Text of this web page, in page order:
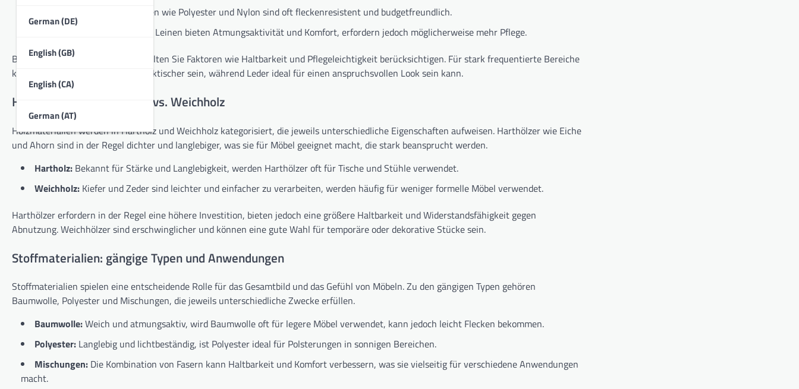
German (DE)
English (GB)
English (CA)
German (AT)
Optionen wie Polyester und Nylon sind oft fleckenresistent und budgetfreundlich.
Baumwolle und Leinen bieten Atmungsaktivität und Komfort, erfordern jedoch möglicherweise mehr Pflege.
Bei der Auswahl der Polsterung sollten Sie Faktoren wie Haltbarkeit und Pflegeleichtigkeit berücksichtigen. Für stark frequentierte Bereiche
können synthetische Optionen praktischer sein, während Leder ideal für einen anspruchsvollen Look sein kann.
Holzmaterialien: Hartholz vs. Weichholz
Holzmaterialien werden in Hartholz und Weichholz kategorisiert, die jeweils unterschiedliche Eigenschaften aufweisen. Harthölzer wie Eiche
und Ahorn sind in der Regel dichter und langlebiger, was sie für Möbel geeignet macht, die stark beansprucht werden.
Hartholz: Bekannt für Stärke und Langlebigkeit, werden Harthölzer oft für Tische und Stühle verwendet.
Weichholz: Kiefer und Zeder sind leichter und einfacher zu verarbeiten, werden häufig für weniger formelle Möbel verwendet.
Harthölzer erfordern in der Regel eine höhere Investition, bieten jedoch eine größere Haltbarkeit und Widerstandsfähigkeit gegen
Abnutzung. Weichhölzer sind erschwinglicher und können eine gute Wahl für temporäre oder dekorative Stücke sein.
Stoffmaterialien: gängige Typen und Anwendungen
Stoffmaterialien spielen eine entscheidende Rolle für das Gesamtbild und das Gefühl von Möbeln. Zu den gängigen Typen gehören
Baumwolle, Polyester und Mischungen, die jeweils unterschiedliche Zwecke erfüllen.
Baumwolle:Weich und atmungsaktiv, wird Baumwolle oft für legere Möbel verwendet, kann jedoch leicht Flecken bekommen.
Polyester: Langlebig und lichtbeständig, ist Polyester ideal für Polsterungen in sonnigen Bereichen.
Mischungen: Die Kombination von Fasern kann Haltbarkeit und Komfort verbessern, was sie vielseitig für verschiedene Anwendungen
macht.